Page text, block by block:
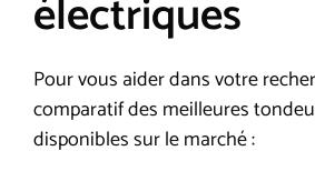
électriques
Pour vous aider dans votre
comparatif des meilleures
disponibles sur le marché :